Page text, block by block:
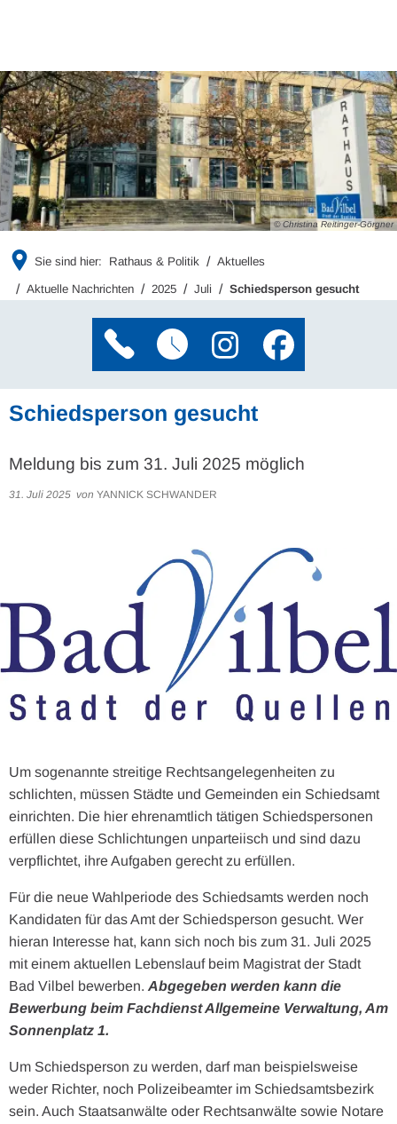
© Christina Reitinger-Görgner
Sie sind hier: Rathaus & Politik Aktuelles
Aktuelle Nachrichten 2025 Juli Schiedsperson gesucht
Schiedsperson gesucht
Meldung bis zum 31. Juli 2025 möglich
31. Juli 2025 von YANNICK SCHWANDER
Um sogenannte streitige Rechtsangelegenheiten zu
schlichten, müssen Städte und Gemeinden ein Schiedsamt
einrichten. Die hier ehrenamtlich tätigen Schiedspersonen
erfüllen diese Schlichtungen unparteiisch und sind dazu
verpflichtet, ihre Aufgaben gerecht zu erfüllen.
Für die neue Wahlperiode des Schiedsamts werden noch
Kandidaten für das Amt der Schiedsperson gesucht. Wer
hieran Interesse hat, kann sich noch bis zum 31. Juli 2025
mit einem aktuellen Lebenslauf beim Magistrat der Stadt
Bad Vilbel bewerben. Abgegeben werden kann die
Bewerbung beim Fachdienst Allgemeine Verwaltung, Am
Sonnenplatz 1.
Um Schiedsperson zu werden, darf man beispielsweise
weder Richter, noch Polizeibeamter im Schiedsamtsbezirk
sein. Auch Staatsanwälte oder Rechtsanwälte sowie Notare